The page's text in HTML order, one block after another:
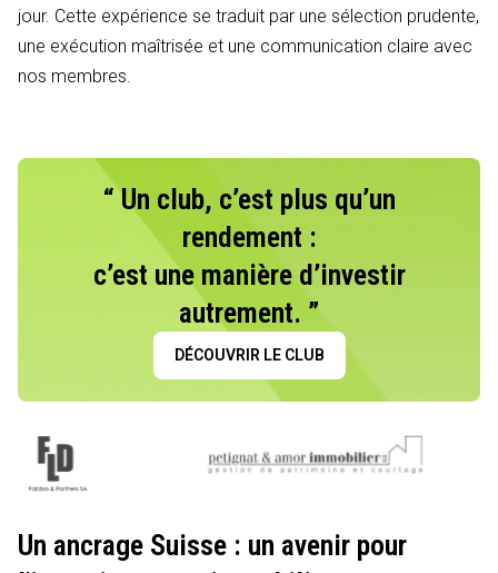
jour. Cette expérience se traduit par une sélection prudente,
une exécution maîtrisée et une communication claire avec
nos membres.
“ Un club, c’est plus qu’un
rendement :
c’est une manière d’investir
autrement. ”
DÉCOUVRIR LE CLUB
Un ancrage Suisse : un avenir pour